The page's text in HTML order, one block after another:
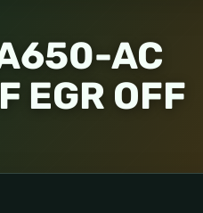
AC
OFF